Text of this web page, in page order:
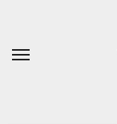
content